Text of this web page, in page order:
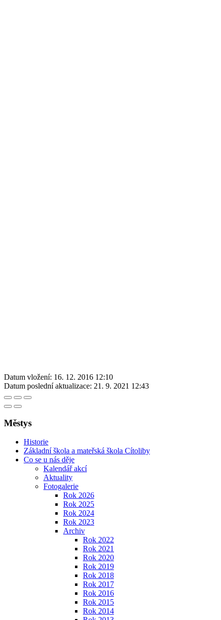
Datum vložení: 16. 12. 2016 12:10
Datum poslední aktualizace: 21. 9. 2021 12:43
Městys
Historie
Základní škola a mateřská škola Cítoliby
Co se u nás děje
Kalendář akcí
Aktuality
Fotogalerie
Rok 2026
Rok 2025
Rok 2024
Rok 2023
Archiv
Rok 2022
Rok 2021
Rok 2020
Rok 2019
Rok 2018
Rok 2017
Rok 2016
Rok 2015
Rok 2014